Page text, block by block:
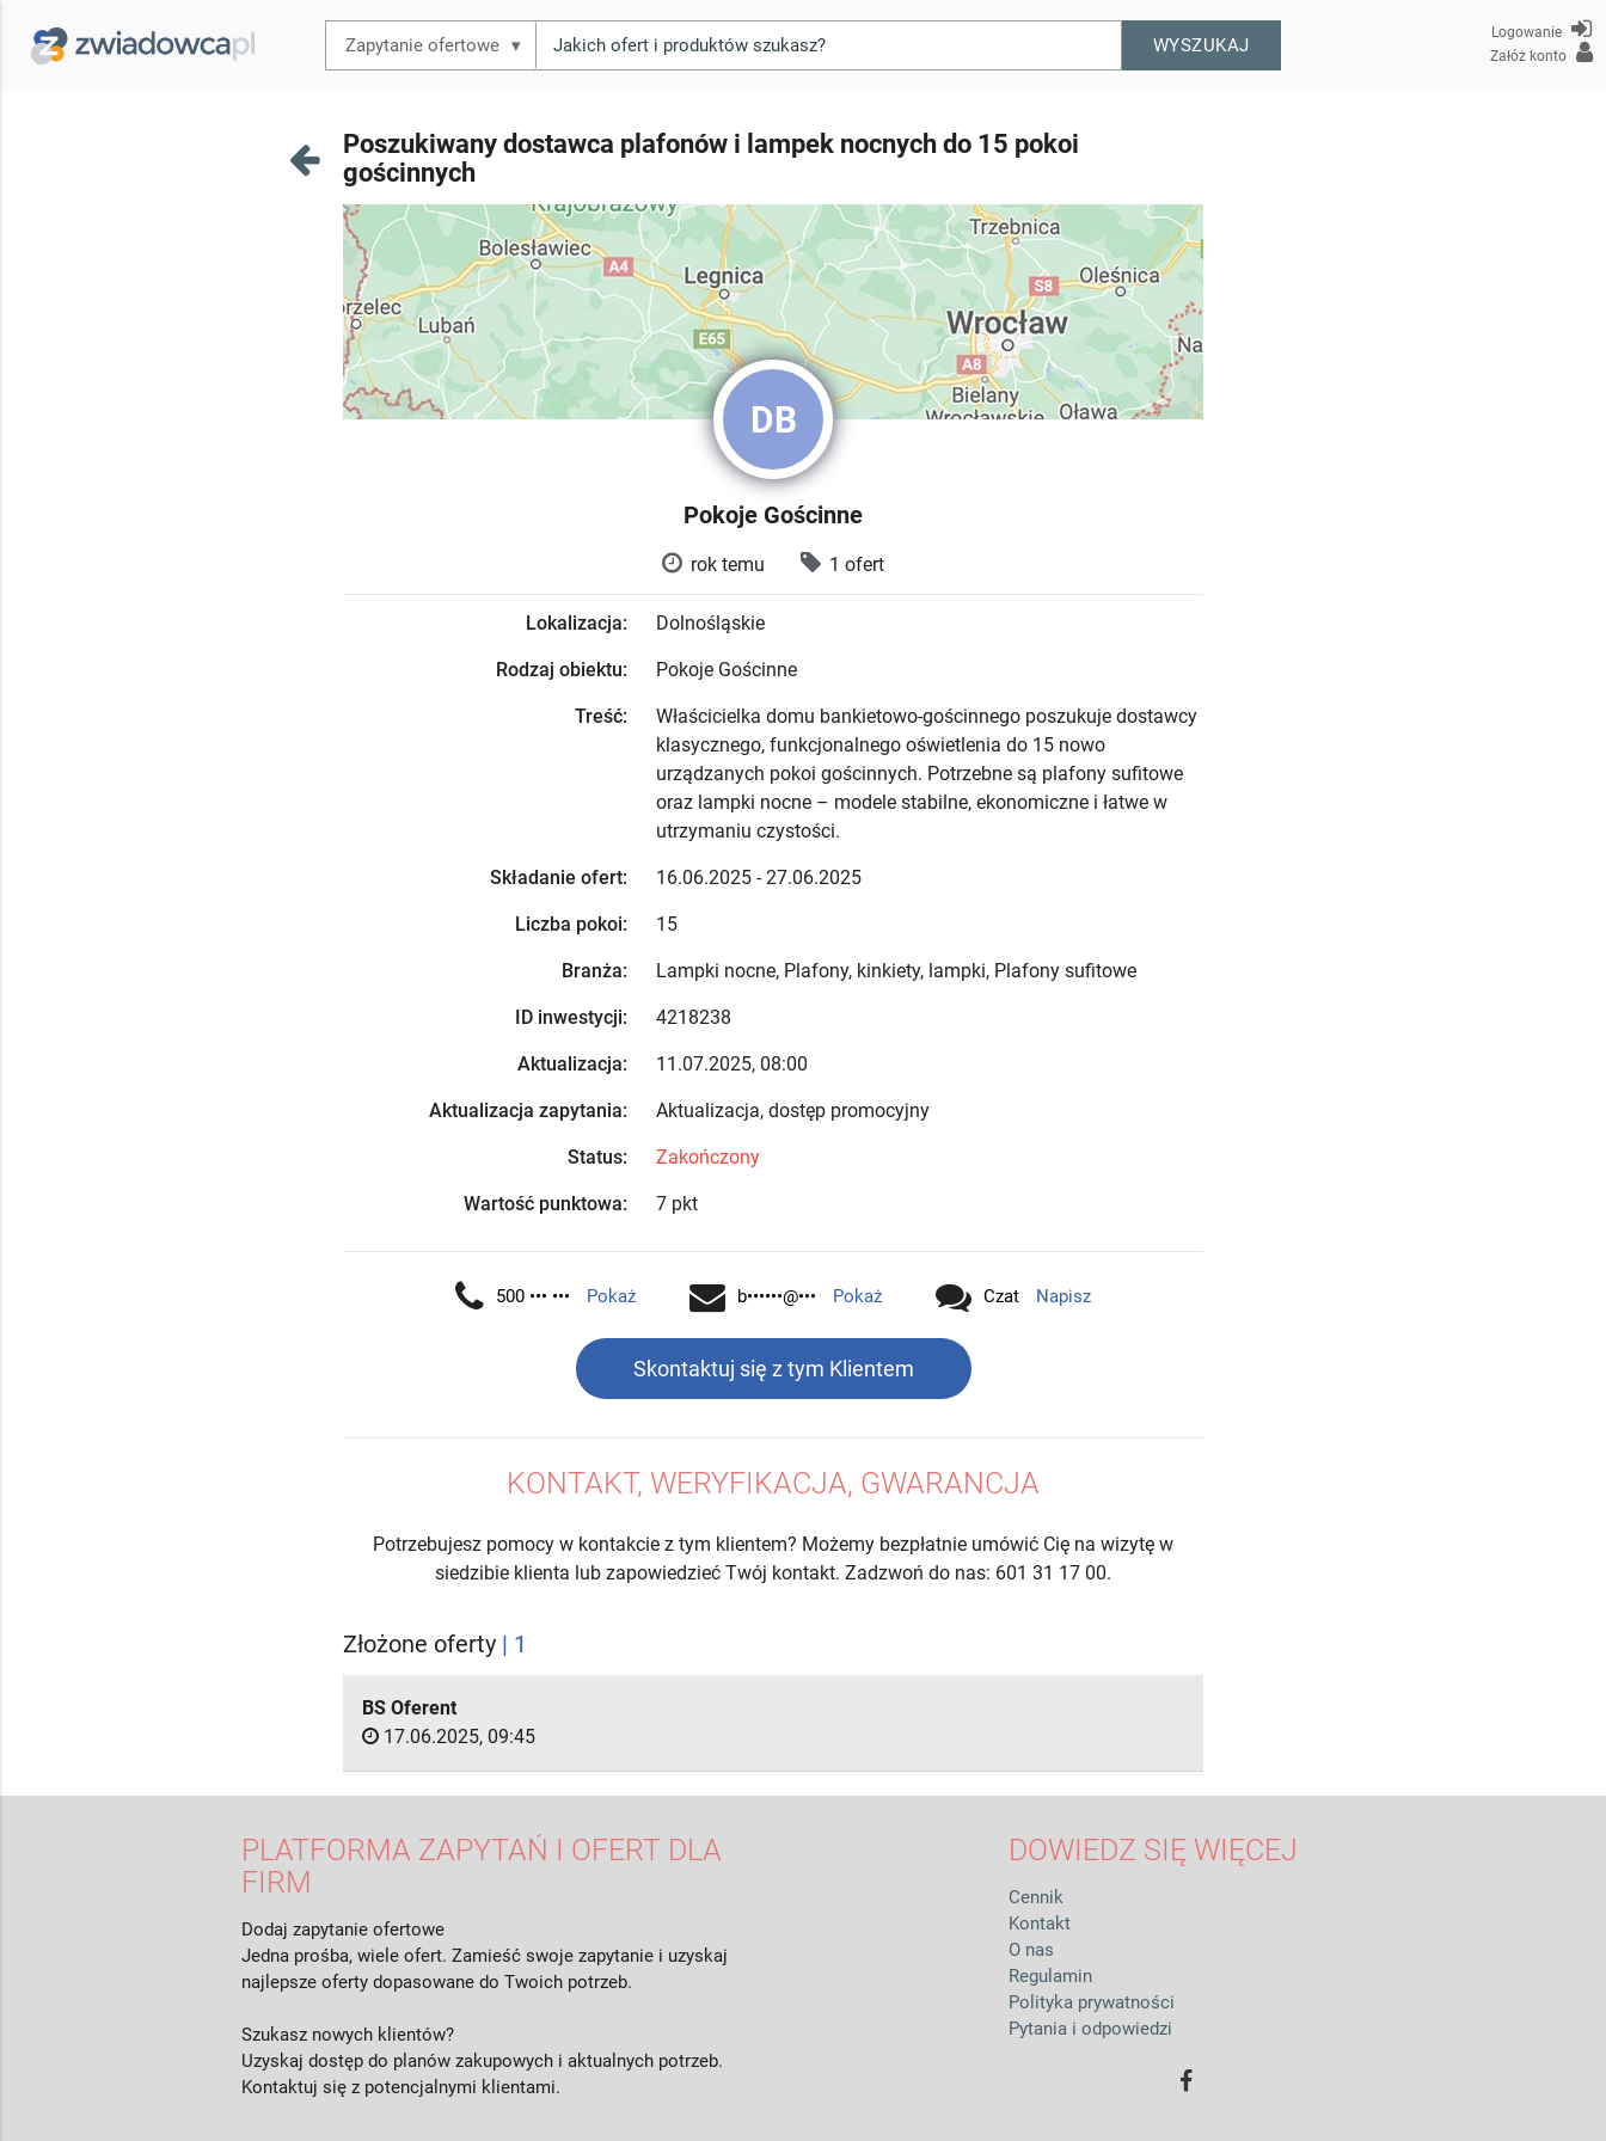
▾ WYSZUKAJ
Logowanie
Załóż konto
Poszukiwany dostawca plafonów i lampek nocnych do 15 pokoi
gościnnych
DB
Pokoje Gościnne
rok temu 1 ofert
Lokalizacja: Dolnośląskie
Rodzaj obiektu: Pokoje Gościnne
Treść:
Właścicielka domu bankietowo-gościnnego poszukuje dostawcy
klasycznego, funkcjonalnego oświetlenia do 15 nowo
urządzanych pokoi gościnnych. Potrzebne są plafony sufitowe
oraz lampki nocne – modele stabilne, ekonomiczne i łatwe w
utrzymaniu czystości.
Składanie ofert: 16.06.2025 - 27.06.2025
Liczba pokoi: 15
Branża: Lampki nocne, Plafony, kinkiety, lampki, Plafony sufitowe
ID inwestycji: 4218238
Aktualizacja: 11.07.2025, 08:00
Aktualizacja zapytania: Aktualizacja, dostęp promocyjny
Status: Zakończony
Wartość punktowa: 7 pkt
500 ••• ••• Pokaż b••••••@••• Pokaż Czat Napisz
Skontaktuj się z tym Klientem
KONTAKT, WERYFIKACJA, GWARANCJA
Potrzebujesz pomocy w kontakcie z tym klientem? Możemy bezpłatnie umówić Cię na wizytę w
siedzibie klienta lub zapowiedzieć Twój kontakt. Zadzwoń do nas: 601 31 17 00.
Złożone oferty | 1
BS Oferent
17.06.2025, 09:45
PLATFORMA ZAPYTAŃ I OFERT DLA
FIRM
Dodaj zapytanie ofertowe
Jedna prośba, wiele ofert. Zamieść swoje zapytanie i uzyskaj
najlepsze oferty dopasowane do Twoich potrzeb.
Szukasz nowych klientów?
Uzyskaj dostęp do planów zakupowych i aktualnych potrzeb.
Kontaktuj się z potencjalnymi klientami.
DOWIEDZ SIĘ WIĘCEJ
Cennik
Kontakt
O nas
Regulamin
Polityka prywatności
Pytania i odpowiedzi